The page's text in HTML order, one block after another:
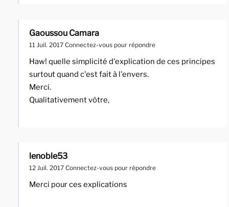
Gaoussou Camara
11 Juil. 2017 Connectez-vous pour répondre
Haw! quelle simplicité d'explication de ces principes
surtout quand c'est fait à l'envers.
Merci.
Qualitativement vôtre,
lenoble53
12 Juil. 2017 Connectez-vous pour répondre
Merci pour ces explications